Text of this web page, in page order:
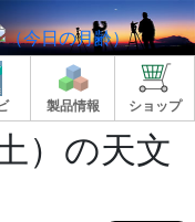
製品情報 ショップ
）の天文